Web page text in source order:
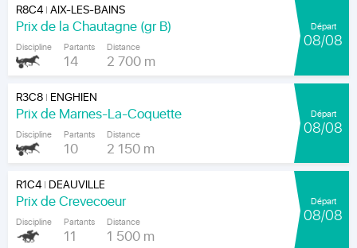
R8C4|AIX-LES-BAINS
Prix de la Chautagne (gr B)
Discipline Partants
14
Distance
2 700 m
Départ
08/08
R3C8| ENGHIEN
Prix de Marnes-La-Coquette
Discipline Partants
10
Distance
2 150 m
Départ
08/08
R1C4| DEAUVILLE
Prix de Crevecoeur
Discipline Partants
11
Distance
1 500 m
Départ
08/08